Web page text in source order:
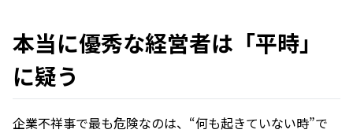
本当に優秀な経営者は「平時」
に疑う
企業不祥事で最も危険なのは、“何も起きていない時”で